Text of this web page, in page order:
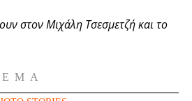
στον Μιχάλη Τσεσμετζή και το